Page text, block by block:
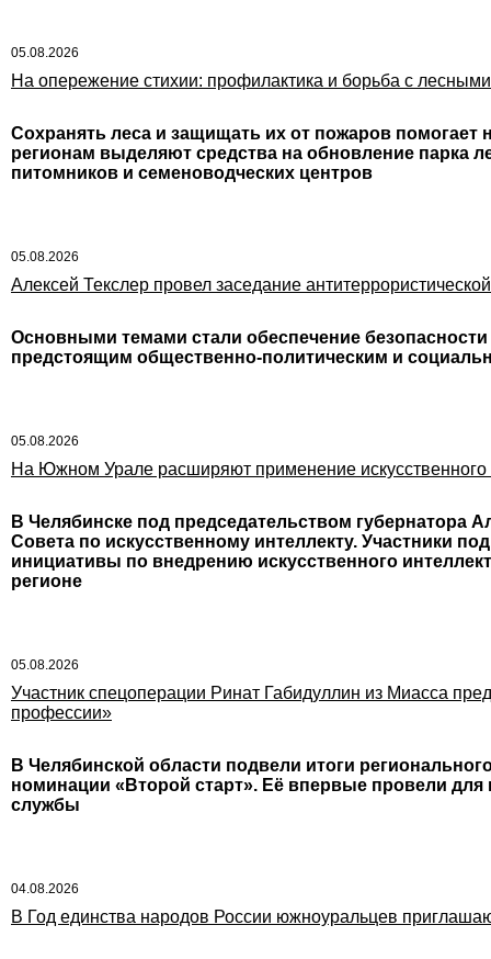
05.08.2026
На опережение стихии: профилактика и борьба с
Сохранять леса и защищать их от пожаров помогает
регионам выделяют средства на обновление парка
питомников и семеноводческих центров
05.08.2026
Алексей Текслер провел заседание
Основными темами стали обеспечение
предстоящим общественно-политическим и
05.08.2026
На Южном Урале расширяют применение искусственного
В Челябинске под председательством губернатора
Совета по искусственному интеллекту. Участники
инициативы по внедрению искусственного
регионе
05.08.2026
Участник спецоперации Ринат Габидуллин из Миасса
профессии»
В Челябинской области подвели итоги
номинации «Второй старт». Её впервые провели
службы
04.08.2026
В Год единства народов России южноуральцев